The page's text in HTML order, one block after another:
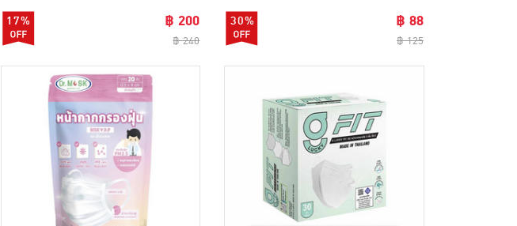
17% ฿ 200
฿ 240
30% ฿ 88
฿ 125